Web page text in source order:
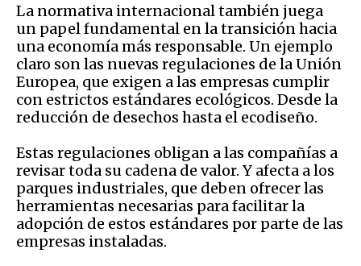
La normativa internacional también juega
un papel fundamental en la transición hacia
una economía más responsable. Un ejemplo
claro son las nuevas regulaciones de la Unión
Europea, que exigen a las empresas cumplir
con estrictos estándares ecológicos. Desde la
reducción de desechos hasta el ecodiseño.
Estas regulaciones obligan a las compañías a
revisar toda su cadena de valor. Y afecta a los
parques industriales, que deben ofrecer las
herramientas necesarias para facilitar la
adopción de estos estándares por parte de las
empresas instaladas.